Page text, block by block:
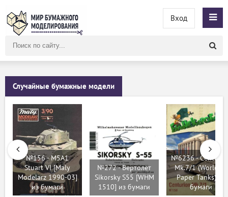
сайту
Вход
Случайные бумажные модели
№156 - M5A1
Stuart VI [Maly
Modelarz 1990-03]
из бумаги
№272 - Вертолёт
Sikorsky S55 [WHM
1510] из бумаги
№6236 -
Mk.7/1 (World Of
Paper Tanks) из
бумаги